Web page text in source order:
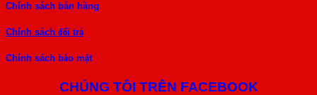
Chính sách bán hàng
Chính sách đổi trả
Chính sách bảo mật
CHÚNG TÔI TRÊN FACEBOOK